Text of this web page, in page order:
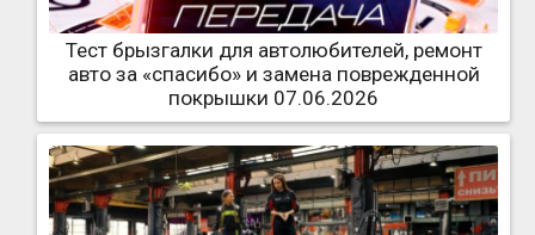
Тест брызгалки для автолюбителей, ремонт
авто за «спасибо» и замена поврежденной
покрышки 07.06.2026